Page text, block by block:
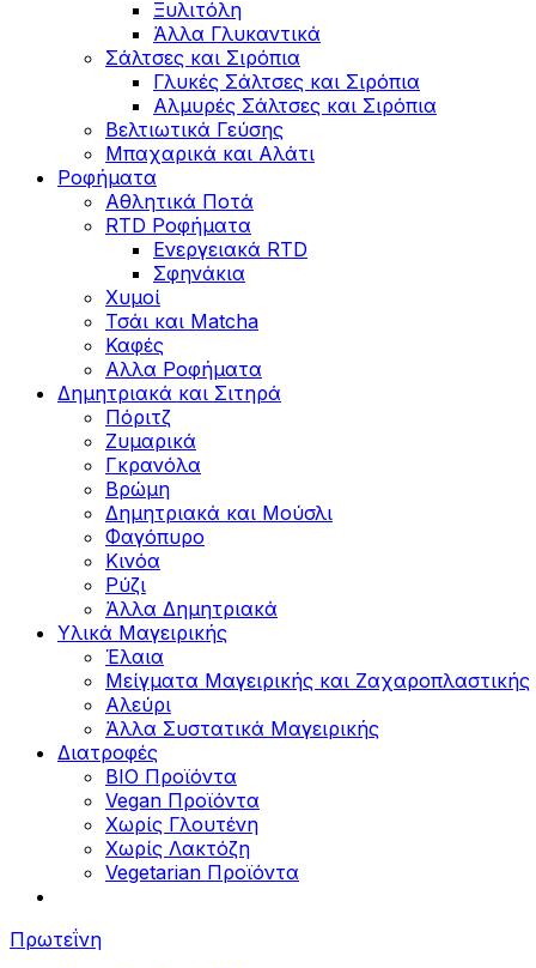
Ξυλιτόλη
Άλλα Γλυκαντικά
Σάλτσες και Σιρόπια
Γλυκές Σάλτσες και Σιρόπια
Αλμυρές Σάλτσες και Σιρόπια
Bελτιωτικά Γεύσης
Μπαχαρικά και Αλάτι
Ροφήματα
Αθλητικά Ποτά
RTD Ροφήματα
Ενεργειακά RTD
Σφηνάκια
Χυμοί
Τσάι και Matcha
Καφές
Αλλα Ροφήματα
Δημητριακά και Σιτηρά
Πόριτζ
Ζυμαρικά
Γκρανόλα
Βρώμη
Δημητριακά και Μούσλι
Φαγόπυρο
Κινόα
Ρύζι
Άλλα Δημητριακά
Υλικά Μαγειρικής
Έλαια
Μείγματα Μαγειρικής και Ζαχαροπλαστικής
Αλεύρι
Άλλα Συστατικά Μαγειρικής
Διατροφές
BIO Προϊόντα
Vegan Προϊόντα
Χωρίς Γλουτένη
Χωρίς Λακτόζη
Vegetarian Προϊόντα
Πρωτεΐνη